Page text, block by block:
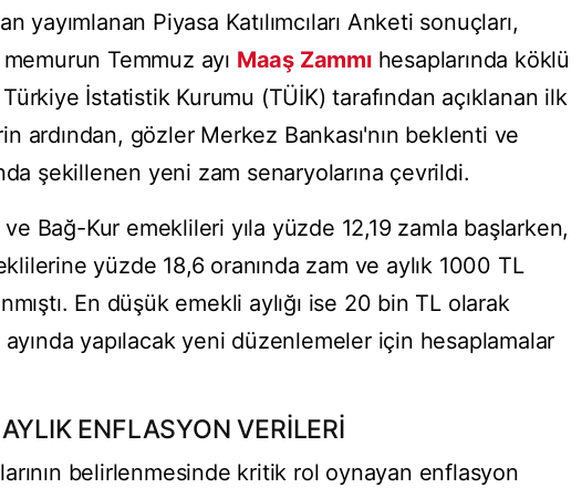
yayımlanan Piyasa Katılımcıları Anketi sonuçları,
Temmuz ayı Maaş Zammıhesaplarında köklü
İstatistik Kurumu (TÜİK) tarafından açıklanan ilk
ardından, gözler Merkez Bankası'nın beklenti ve
şekillenen yeni zam senaryolarına çevrildi.
Bağ-Kur emeklileri yıla yüzde 12,19 zamla başlarken,
yüzde 18,6 oranında zam ve aylık 1000 TL
En düşük emekli aylığı ise 20 bin TL olarak
yapılacak yeni düzenlemeler için hesaplamalar
ENFLASYON VERİLERİ
belirlenmesinde kritik rol oynayan enflasyon